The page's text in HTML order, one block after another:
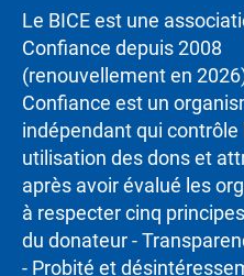
Le BICE est une
Confiance depuis 2008
(renouvellement en
Confiance est un
indépendant qui contrôle
utilisation des dons et
après avoir évalué les
à respecter cinq
du donateur -
- Probité et